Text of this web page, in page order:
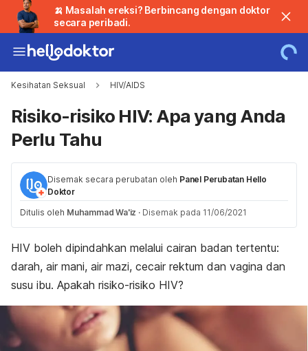
🍌 Masalah ereksi? Berbincang dengan doktor
secara peribadi.
Kesihatan Seksual HIV/AIDS
Risiko-risiko HIV: Apa yang Anda
Perlu Tahu
Disemak secara perubatan oleh Panel Perubatan Hello
Doktor
Ditulis oleh Muhammad Wa'iz · Disemak pada 11/06/2021
HIV boleh dipindahkan melalui cairan badan tertentu:
darah, air mani, air mazi, cecair rektum dan vagina dan
susu ibu. Apakah risiko-risiko HIV?